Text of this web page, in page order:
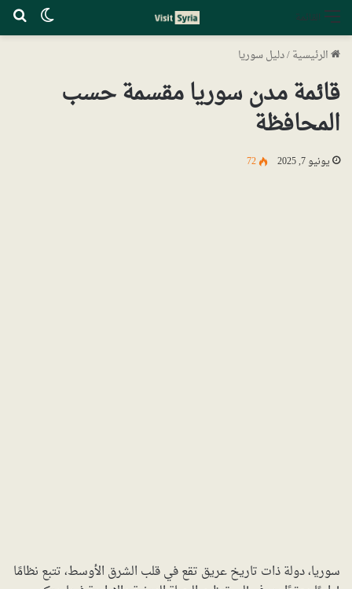
القائمة
الرئيسية/دليل سوريا
قائمة مدن سوريا مقسمة حسب
المحافظة
يونيو 7, 2025 72
سوريا، دولة ذات تاريخ عريق تقع في قلب الشرق الأوسط، تتبع نظامًا